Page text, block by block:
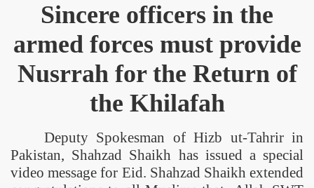
Sincere officers in the
armed forces must provide
Nusrrah for the Return of
the Khilafah
Deputy Spokesman of Hizb ut-Tahrir in
Pakistan, Shahzad Shaikh has issued a special
video message for Eid. Shahzad Shaikh extended